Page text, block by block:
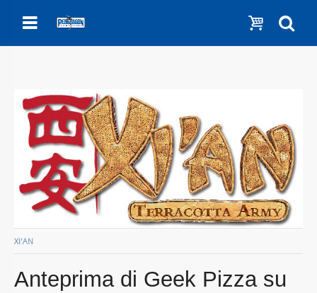
Show
Menu
XI'AN
Anteprima di Geek Pizza su